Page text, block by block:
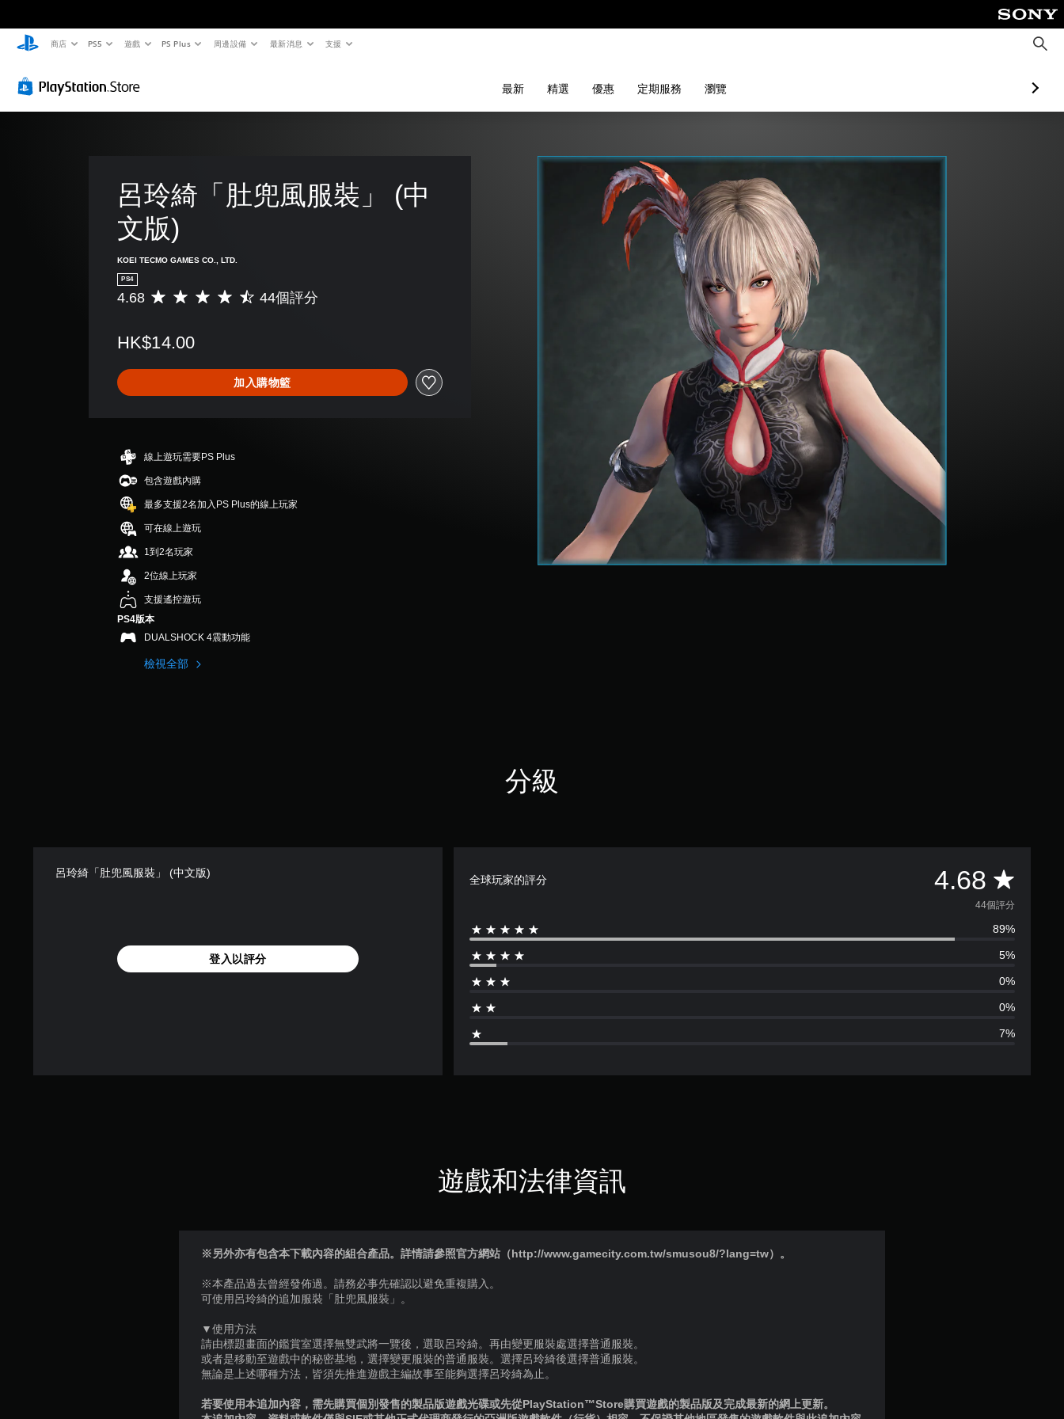
商店 PS5 遊戲 PS Plus 周邊設備 最新消息 支援
搜
尋
最新 精選 優惠 定期服務 瀏覽
呂玲綺「肚兜風服裝」 (中
文版)
KOEI TECMO GAMES CO., LTD.
PS4
平
分
4
.
8
星
（
滿
分
5
顆
星
）
，
共
4
4
評
4.68 44個評分
HK$14.00
加入購物籃
線上遊玩需要PS Plus
包含遊戲內購
最多支援2名加入PS Plus的線上玩家
可在線上遊玩
1到2名玩家
2位線上玩家
支援遙控遊玩
PS4版本
DUALSHOCK 4震動功能
檢視全部
分級
呂玲綺「肚兜風服裝」 (中文版)
登入以評分
全球玩家的評分 4.68 平
均
評
分
為
4
.
44個評分
89%
5%
0%
0%
7%
遊戲和法律資訊
※另外亦有包含本下載內容的組合產品。詳情請參照官方網站（http://www.gamecity.com.tw/smusou8/?lang=tw）。
※本產品過去曾經發佈過。請務必事先確認以避免重複購入。
可使用呂玲綺的追加服裝「肚兜風服裝」。
▼使用方法
請由標題畫面的鑑賞室選擇無雙武將一覽後，選取呂玲綺。再由變更服裝處選擇普通服裝。
或者是移動至遊戲中的秘密基地，選擇變更服裝的普通服裝。選擇呂玲綺後選擇普通服裝。
無論是上述哪種方法，皆須先推進遊戲主編故事至能夠選擇呂玲綺為止。
若要使用本追加內容，需先購買個別發售的製品版遊戲光碟或先從PlayStation™Store購買遊戲的製品版及完成最新的網上更新。